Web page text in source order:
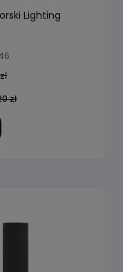
Lighting
zł